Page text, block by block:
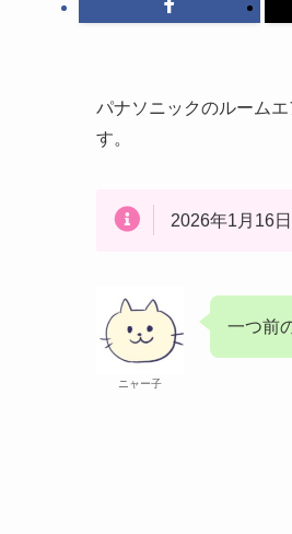
パナソニックのルーム
す。
2026年1月16
ニャー子
一つ前